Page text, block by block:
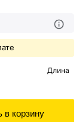
Длина
в корзину